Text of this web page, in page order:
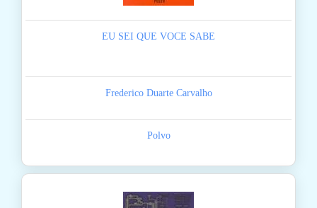
EU SEI QUE VOCE SABE
Frederico Duarte Carvalho
Polvo